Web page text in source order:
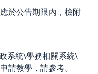
於公告期限內，檢附
系統\學務相關系統\
請教學，請參考。